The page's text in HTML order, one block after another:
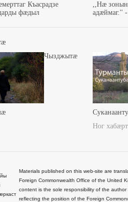
Къасрадзе
фæдыл
,,Нæ
адæймаг.'' -
Чызджытæ
Ног
Materials published on this web-site are
Foreign Commonwealth Office of the United
content is the sole responsibility of the
reflecting the position of the Foreign